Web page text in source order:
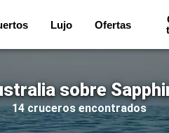
Lujo Ofertas
sobre
14 cruceros encontrados